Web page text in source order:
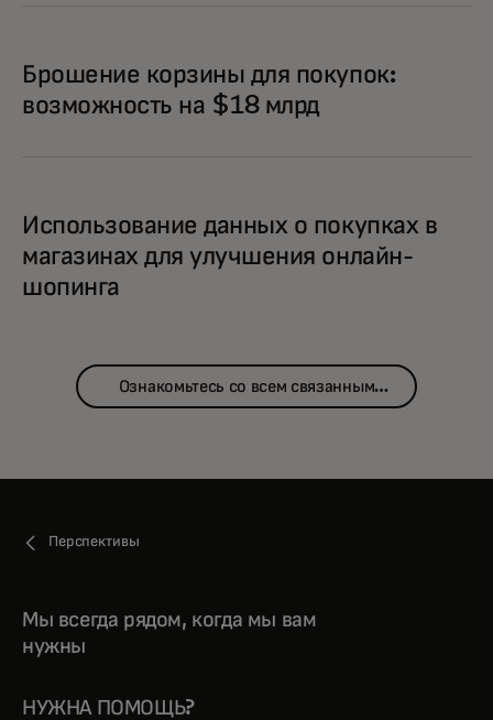
Брошение корзины для покупок:
возможность на $18 млрд
Использование данных о покупках в
магазинах для улучшения онлайн-
шопинга
Ознакомьтесь со всем связанным
Перспективы
Мы всегда рядом, когда мы вам
нужны
НУЖНА ПОМОЩЬ?